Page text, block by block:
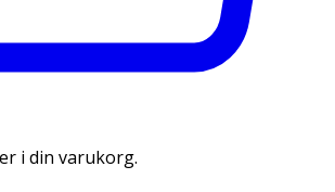
i din varukorg.